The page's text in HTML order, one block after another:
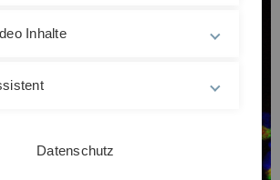
Inhalte
Datenschutz